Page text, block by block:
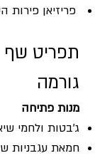
פריזיאן פירות
תפריט שף
גורמה
מנות פתיחה
ג'בטות ולחמי
חמאת עגבניות